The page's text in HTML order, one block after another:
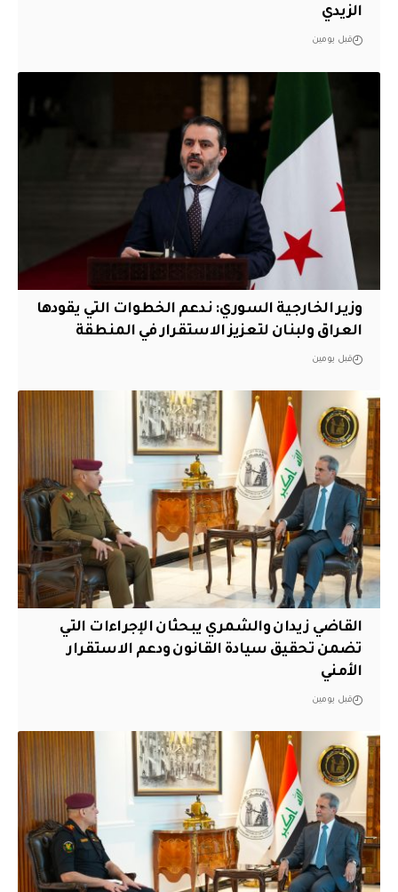
الزيدي
قبل يومين
وزير الخارجية السوري: ندعم الخطوات التي يقودها
العراق ولبنان لتعزيز الاستقرار في المنطقة
قبل يومين
القاضي زيدان والشمري يبحثان الإجراءات التي
تضمن تحقيق سيادة القانون ودعم الاستقرار
الأمني
قبل يومين